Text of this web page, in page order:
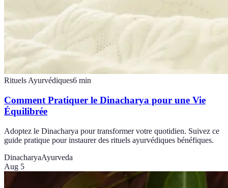
Rituels Ayurvédiques6 min
Comment Pratiquer le Dinacharya pour une Vie
Équilibrée
Adoptez le Dinacharya pour transformer votre quotidien. Suivez ce
guide pratique pour instaurer des rituels ayurvédiques bénéfiques.
DinacharyaAyurveda
Aug 5